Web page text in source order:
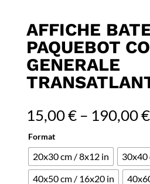
AFFICHE
PAQUEBOT
GENERALE
15,00€– 190,00€
Format
20x30 cm / 8x12 in
30x40
40x50 cm / 16x20 in